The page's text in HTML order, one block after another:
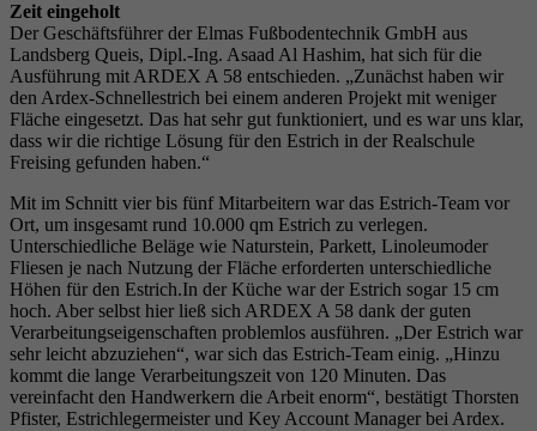
Zeit eingeholt
Der Geschäftsführer der Elmas Fußbodentechnik GmbH aus
Landsberg Queis, Dipl.-Ing. Asaad Al Hashim, hat sich für die
Ausführung mit ARDEX A 58 entschieden. „Zunächst haben wir
den Ardex-Schnellestrich bei einem anderen Projekt mit weniger
Fläche eingesetzt. Das hat sehr gut funktioniert, und es war uns klar,
dass wir die richtige Lösung für den Estrich in der Realschule
Freising gefunden haben.“
Mit im Schnitt vier bis fünf Mitarbeitern war das Estrich-Team vor
Ort, um insgesamt rund 10.000 qm Estrich zu verlegen.
Unterschiedliche Beläge wie Naturstein, Parkett, Linoleumoder
Fliesen je nach Nutzung der Fläche erforderten unterschiedliche
Höhen für den Estrich.In der Küche war der Estrich sogar 15 cm
hoch. Aber selbst hier ließ sich ARDEX A 58 dank der guten
Verarbeitungseigenschaften problemlos ausführen. „Der Estrich war
sehr leicht abzuziehen“, war sich das Estrich-Team einig. „Hinzu
kommt die lange Verarbeitungszeit von 120 Minuten. Das
vereinfacht den Handwerkern die Arbeit enorm“, bestätigt Thorsten
Pfister, Estrichlegermeister und Key Account Manager bei Ardex.